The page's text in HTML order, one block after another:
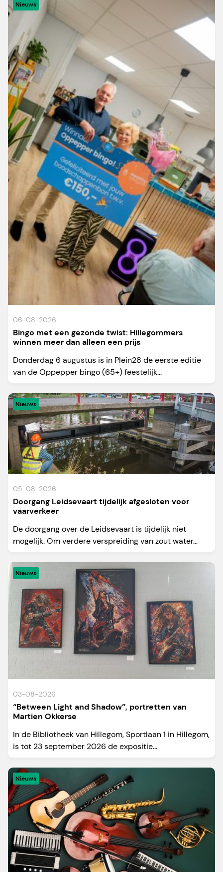
Nieuws
06-08-2026
Bingo met een gezonde twist: Hillegommers
winnen meer dan alleen een prijs
Donderdag 6 augustus is in Plein28 de eerste editie
van de Oppepper bingo (65+) feestelijk...
Nieuws
05-08-2026
Doorgang Leidsevaart tijdelijk afgesloten voor
vaarverkeer
De doorgang over de Leidsevaart is tijdelijk niet
mogelijk. Om verdere verspreiding van zout water...
Nieuws
03-08-2026
“Between Light and Shadow”, portretten van
Martien Okkerse
In de Bibliotheek van Hillegom, Sportlaan 1 in Hillegom,
is tot 23 september 2026 de expositie...
Nieuws